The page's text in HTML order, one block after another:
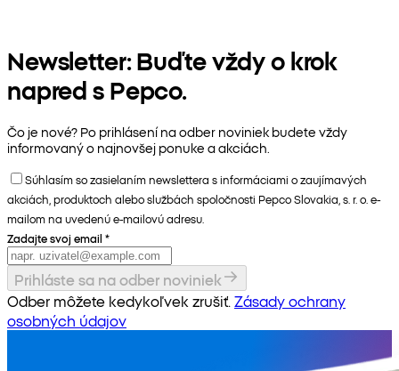
Newsletter: Buďte vždy o krok
napred s Pepco.
Čo je nové? Po prihlásení na odber noviniek budete vždy
informovaný o najnovšej ponuke a akciách.
Súhlasím so zasielaním newslettera s informáciami o zaujímavých
akciách, produktoch alebo službách spoločnosti Pepco Slovakia, s. r. o. e-
mailom na uvedenú e-mailovú adresu.
Zadajte svoj email *
Prihláste sa na odber noviniek
Odber môžete kedykoľvek zrušiť. Zásady ochrany
osobných údajov